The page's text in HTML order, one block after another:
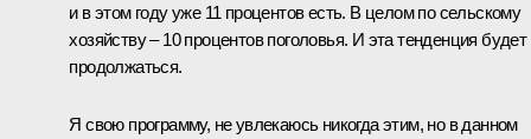
и в этом году уже 11 процентов есть. В целом по сельскому
хозяйству – 10 процентов поголовья. И эта тенденция будет
продолжаться.
Я свою программу, не увлекаюсь никогда этим, но в данном